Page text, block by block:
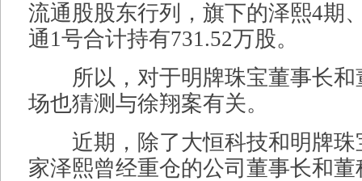
流通股股东行列，旗下的泽熙4期
通1号合计持有731.52万股。
所以，对于明牌珠宝董事长和
场也猜测与徐翔案有关。
近期，除了大恒科技和明牌珠
家泽熙曾经重仓的公司董事长和董